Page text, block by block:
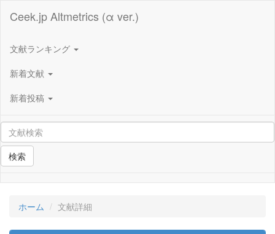
Ceek.jp Altmetrics (α ver.)
文献ランキング
新着文献
新着投稿
検索
ホーム 文献詳細